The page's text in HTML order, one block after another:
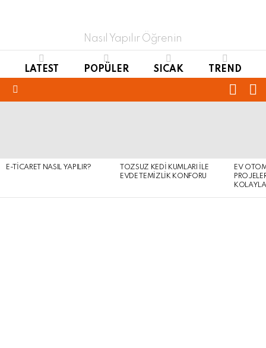
Nasıl Yapılır Öğrenin
LATEST POPÜLER SICAK TREND
E-TICARET NASIL YAPILIR?
TOZSUZ KEDI KUMLARI ILE
EVDE TEMIZLIK KONFORU
EV